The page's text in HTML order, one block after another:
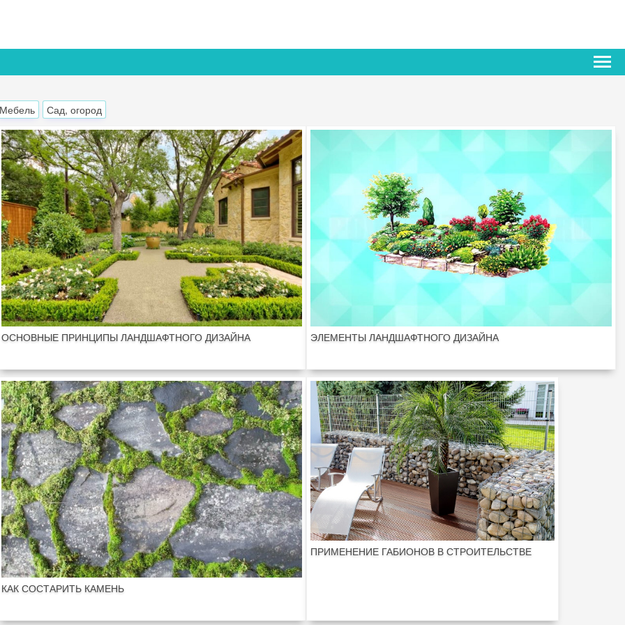
Мебель Сад, огород
ОСНОВНЫЕ ПРИНЦИПЫ ЛАНДШАФТНОГО ДИЗАЙНА ЭЛЕМЕНТЫ ЛАНДШАФТНОГО ДИЗАЙНА
КАК СОСТАРИТЬ КАМЕНЬ
ПРИМЕНЕНИЕ ГАБИОНОВ В СТРОИТЕЛЬСТВЕ